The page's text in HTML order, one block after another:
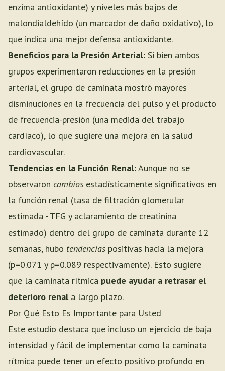
enzima antioxidante) y niveles más bajos de
malondialdehído (un marcador de daño oxidativo), lo
que indica una mejor defensa antioxidante.
Beneficios para la Presión Arterial: Si bien ambos
grupos experimentaron reducciones en la presión
arterial, el grupo de caminata mostró mayores
disminuciones en la frecuencia del pulso y el producto
de frecuencia-presión (una medida del trabajo
cardíaco), lo que sugiere una mejora en la salud
cardiovascular.
Tendencias en la Función Renal:Aunque no se
observaron cambios estadísticamente significativos en
la función renal (tasa de filtración glomerular
estimada - TFG y aclaramiento de creatinina
estimado) dentro del grupo de caminata durante 12
semanas, hubo tendencias positivas hacia la mejora
(p=0.071 y p=0.089 respectivamente). Esto sugiere
que la caminata rítmica puede ayudar a retrasar el
deterioro renala largo plazo.
Por Qué Esto Es Importante para Usted
Este estudio destaca que incluso un ejercicio de baja
intensidad y fácil de implementar como la caminata
rítmica puede tener un efecto positivo profundo en